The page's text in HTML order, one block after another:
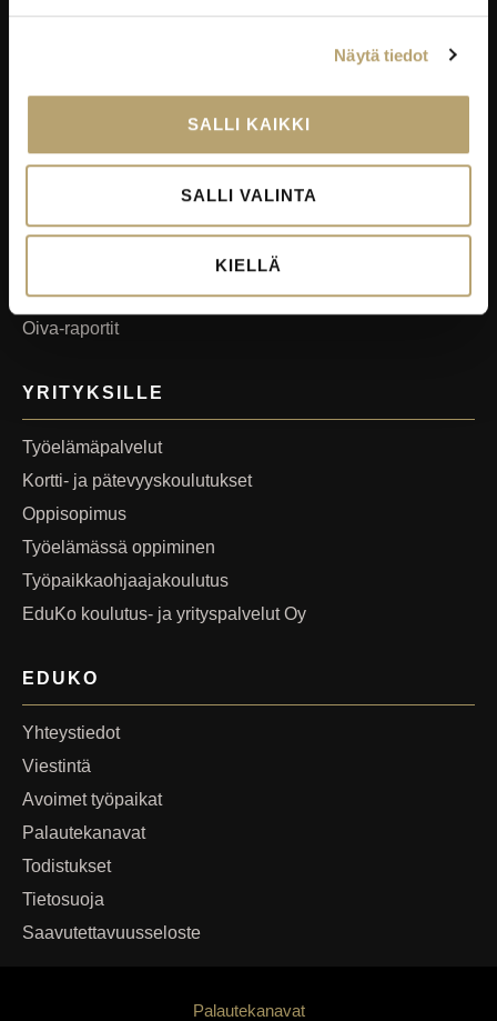
Näytä tiedot
SALLI KAIKKI
SALLI VALINTA
KIELLÄ
RAVINTOLAPALVELUT
EduCafé
Kokous-, koulutus- ja juhlapalvelut
Oiva-raportit
YRITYKSILLE
Työelämäpalvelut
Kortti- ja pätevyyskoulutukset
Oppisopimus
Työelämässä oppiminen
Työpaikkaohjaajakoulutus
EduKo koulutus- ja yrityspalvelut Oy
EDUKO
Yhteystiedot
Viestintä
Avoimet työpaikat
Palautekanavat
Todistukset
Tietosuoja
Saavutettavuusseloste
Palautekanavat